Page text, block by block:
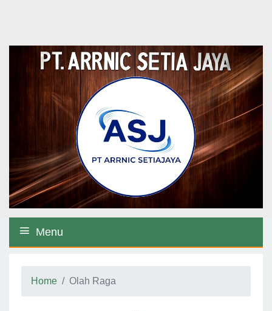
Menu
Home Olah Raga